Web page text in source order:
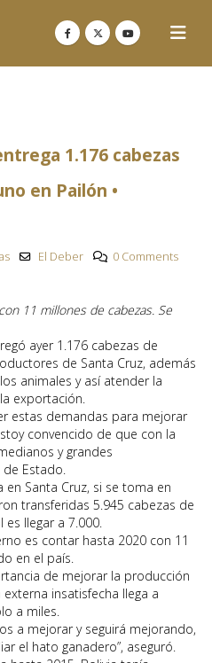
1.176 cabezas
en Pailón •
El Deber
0 Comments
11 millones de cabezas. Se
ayer 1.176 cabezas de
de Santa Cruz, además
animales y así atender la
exportación.
estas demandas para mejorar
convencido de que con la
y grandes
Estado.
Santa Cruz, si se toma en
transferidas 5.945 cabezas de
llegar a 7.000.
es contar hasta 2020 con 11
en el país.
de mejorar la producción
insatisfecha llega a
a miles.
a mejorar y seguirá mejorando,
el hato ganadero”, aseguró.